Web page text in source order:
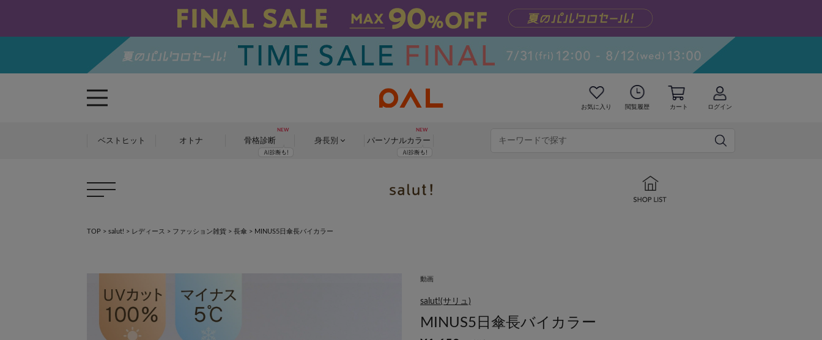
お気に入り 閲覧履歴 カート ログイン
ベストヒット オトナ 骨格診断 身長別 パーソナルカラー
TOP > salut! > レディース > ファッション雑貨 > 長傘 > MINUS5日傘長バイカラー
動画
salut!(サリュ)
MINUS5日傘長バイカラー